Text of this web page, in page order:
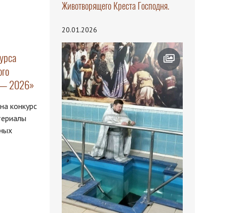
— 2026»
конкурс
Животворящего Креста Господня.
20.01.2026